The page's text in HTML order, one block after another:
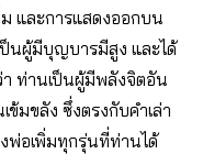
และการแสดงออกบน
นผู้มีบุญบารมีสูง และได้
ท่านเป็นผู้มีพลังจิตอัน
มขลัง ซึ่งตรงกับคำเล่า
พ่อเพิ่มทุกรุ่นที่ท่านได้